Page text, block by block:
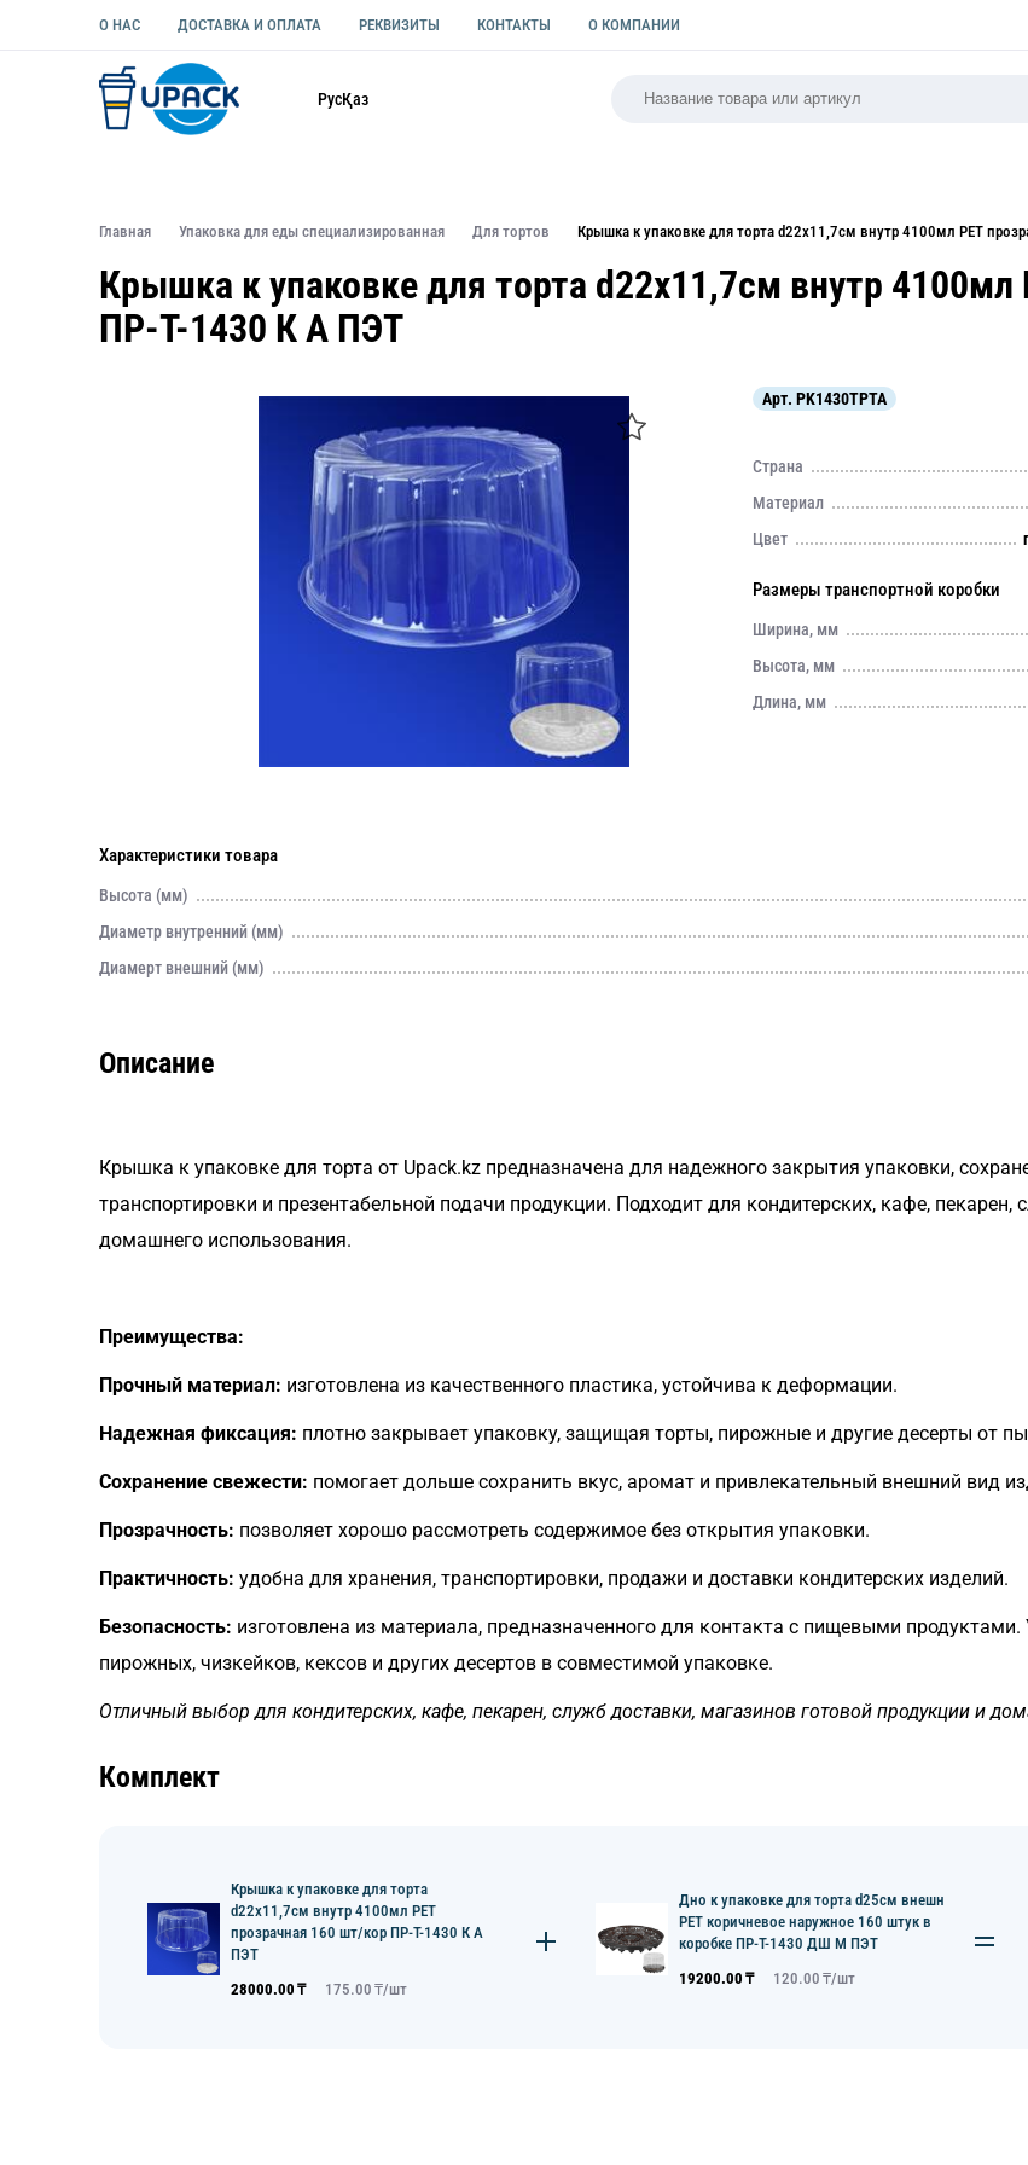
О НАС ДОСТАВКА И ОПЛАТА РЕКВИЗИТЫ КОНТАКТЫ О КОМПАНИИ
РусҚаз
Главная Упаковка для еды специализированная Для тортов Крышка к упаковке для торта d22х11,7см внутр 4100мл PET
Крышка к упаковке для торта d22х11,7см внутр 4100мл
ПР-Т-1430 К А ПЭТ
Арт. PK1430TPTA
Страна
Материал
Цвет
Размеры транспортной коробки
Ширина, мм
Высота, мм
Длина, мм
Характеристики товара
Высота (мм)
Диаметр внутренний (мм)
Диамерт внешний (мм)
Описание
Крышка к упаковке для торта от Upack.kz предназначена для надежного закрытия упаковки,
транспортировки и презентабельной подачи продукции. Подходит для кондитерских, кафе,
домашнего использования.
Преимущества:
Прочный материал: изготовлена из качественного пластика, устойчива к деформации.
Надежная фиксация: плотно закрывает упаковку, защищая торты, пирожные и другие десерты от
Сохранение свежести: помогает дольше сохранить вкус, аромат и привлекательный внешний вид
Прозрачность: позволяет хорошо рассмотреть содержимое без открытия упаковки.
Практичность: удобна для хранения, транспортировки, продажи и доставки кондитерских изделий.
Безопасность: изготовлена из материала, предназначенного для контакта с пищевыми продуктами.
пирожных, чизкейков, кексов и других десертов в совместимой упаковке.
Отличный выбор для кондитерских, кафе, пекарен, служб доставки, магазинов готовой продукции и
Комплект
Крышка к упаковке для торта
d22х11,7см внутр 4100мл PET
прозрачная 160 шт/кор ПР-Т-1430 К А
ПЭТ
28000.00 ₸ 175.00 ₸/шт
Дно к упаковке для торта d25см внешн
PET коричневое наружное 160 штук в
коробке ПР-Т-1430 ДШ М ПЭТ
19200.00 ₸ 120.00 ₸/шт